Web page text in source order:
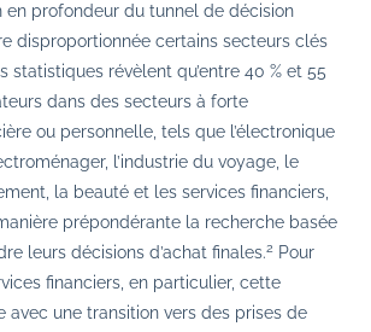
en profondeur du tunnel de décision
disproportionnée certains secteurs clés
statistiques révèlent qu’entre 40 % et 55
dans des secteurs à forte
ou personnelle, tels que l’électronique
l’industrie du voyage, le
la beauté et les services financiers,
prépondérante la recherche basée
leurs décisions d’achat finales.2Pour
financiers, en particulier, cette
avec une transition vers des prises de